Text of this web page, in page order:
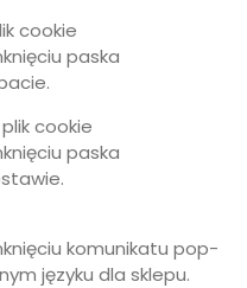
cookie
paska
plik cookie
paska
komunikatu pop-
języku dla sklepu.